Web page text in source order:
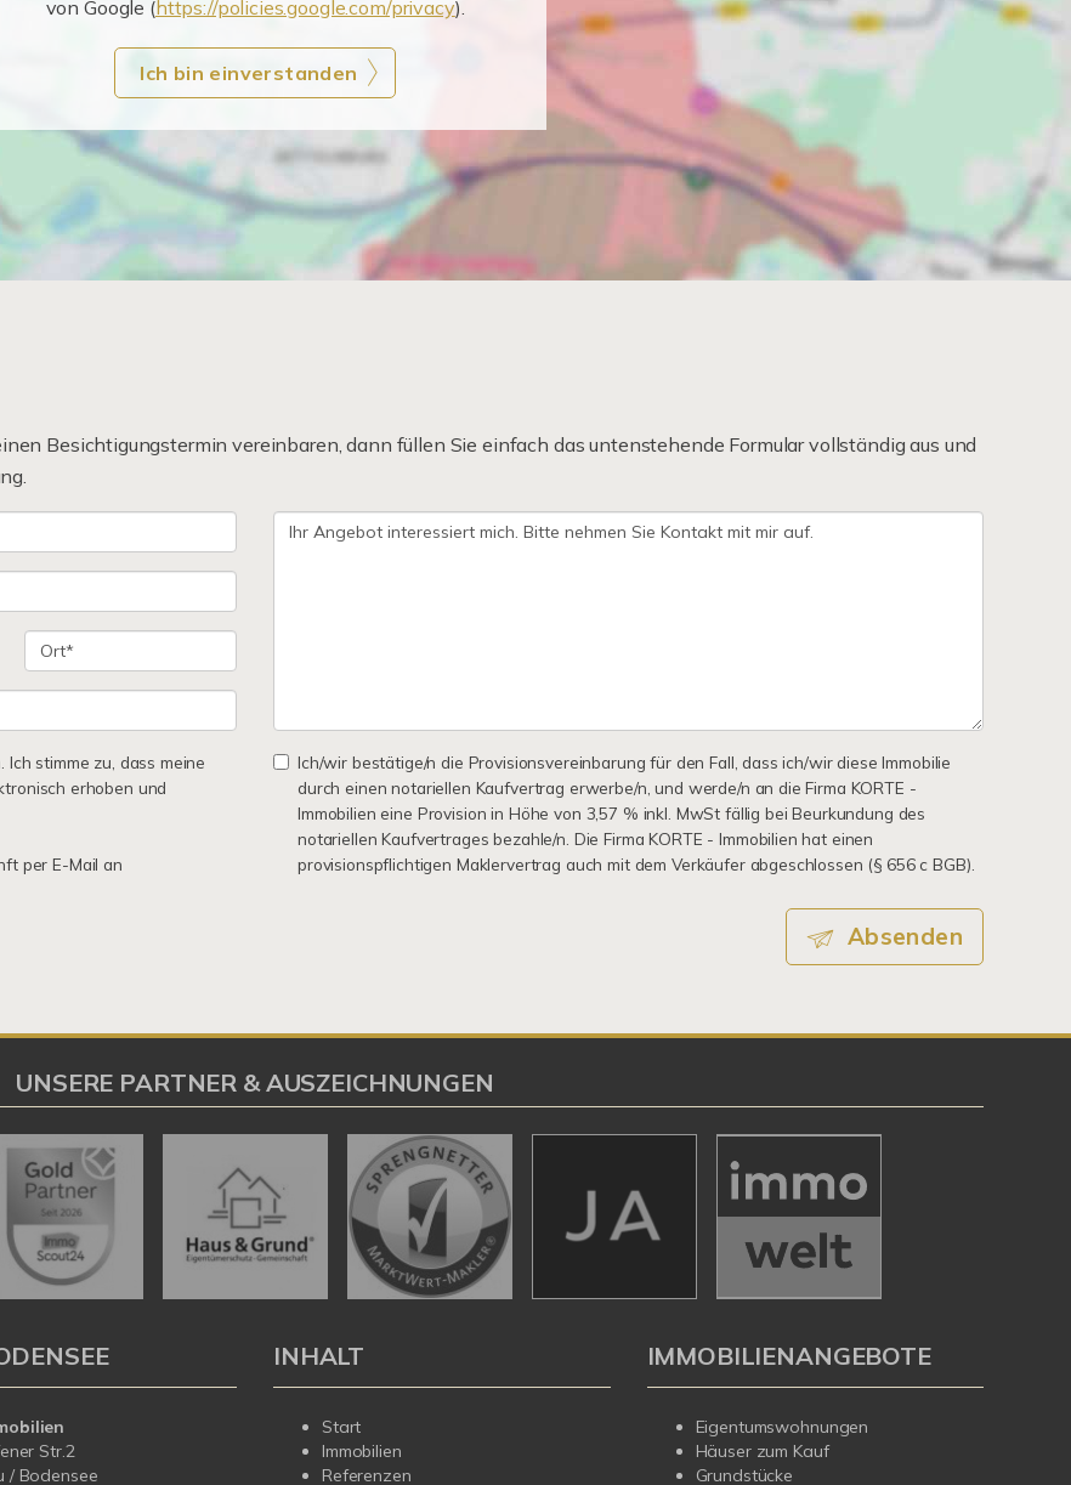
von Google (https://policies.google.com/privacy).
Ich bin einverstanden
Besichtigungstermin vereinbaren, dann füllen Sie einfach das untenstehende Formular vollständig aus und
Ich stimme zu, dass meine
erhoben und
per E-Mail an
Ich/wir bestätige/n die Provisionsvereinbarung für den Fall, dass ich/wir diese Immobilie
durch einen notariellen Kaufvertrag erwerbe/n, und werde/n an die Firma KORTE -
Immobilien eine Provision in Höhe von 3,57 % inkl. MwSt fällig bei Beurkundung des
notariellen Kaufvertrages bezahle/n. Die Firma KORTE - Immobilien hat einen
provisionspflichtigen Maklervertrag auch mit dem Verkäufer abgeschlossen (§ 656 c BGB).
Absenden
UNSERE PARTNER & AUSZEICHNUNGEN
Str.2
/ Bodensee
INHALT
Start
Immobilien
Referenzen
IMMOBILIENANGEBOTE
Eigentumswohnungen
Häuser zum Kauf
Grundstücke